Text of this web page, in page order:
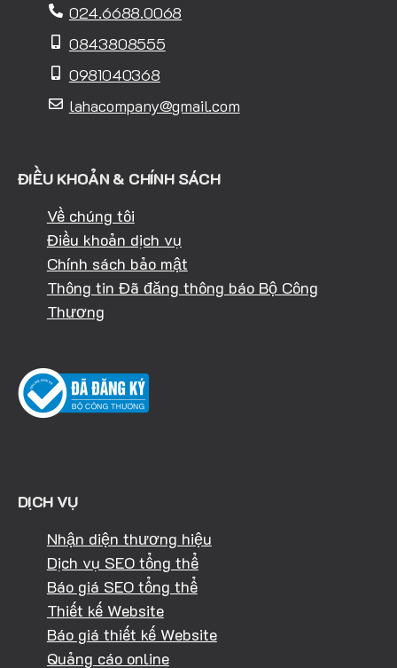
024.6688.0068
0843808555
0981040368
lahacompany@gmail.com
ĐIỀU KHOẢN & CHÍNH SÁCH
Về chúng tôi
Điều khoản dịch vụ
Chính sách bảo mật
Thông tin Đã đăng thông báo Bộ Công
Thương
DỊCH VỤ
Nhận diện thương hiệu
Dịch vụ SEO tổng thể
Báo giá SEO tổng thể
Thiết kế Website
Báo giá thiết kế Website
Quảng cáo online